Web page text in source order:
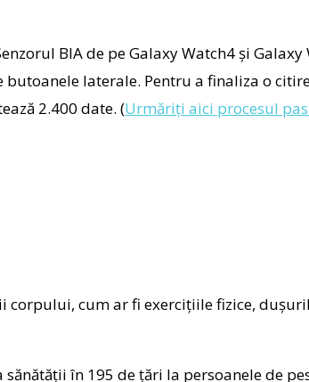
BIA de pe Galaxy Watch4 și
laterale. Pentru a finaliza o
2.400 date. (Urmăriți aici procesul
cum ar fi exercițiile fizice,
în 195 de țări la persoanele de